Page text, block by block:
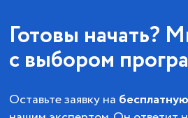
Готовы начать?
с выбором
Оставьте заявку на